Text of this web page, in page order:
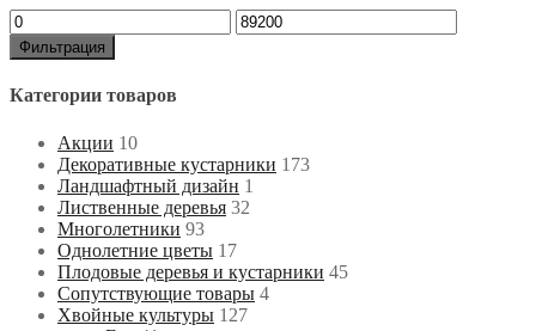
Минимальная
цена
Максимальная
цена
Фильтрация
Категории товаров
Акции 10
Декоративные кустарники 173
Ландшафтный дизайн 1
Лиственные деревья 32
Многолетники 93
Однолетние цветы 17
Плодовые деревья и кустарники 45
Сопутствующие товары 4
Хвойные культуры 127